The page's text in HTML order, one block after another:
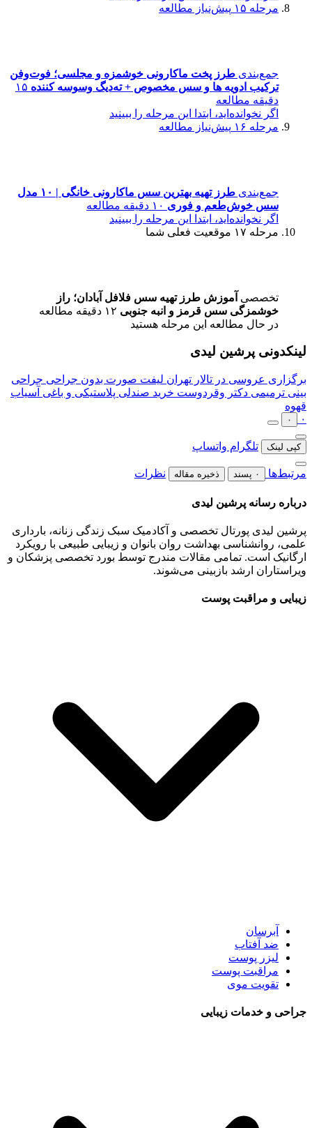
مرحله ۱۵
پیش‌نیاز مطالعه
جمع‌بندی طرز پخت ماکارونی خوشمزه و مجلسی؛ فوت‌وفن
ترکیب ادویه ها و سس مخصوص + ته‌دیگ وسوسه‌ کننده ۱۵
دقیقه مطالعه
اگر نخوانده‌اید، ابتدا این مرحله را ببینید
مرحله ۱۶
پیش‌نیاز مطالعه
جمع‌بندی
طرز تهیه بهترین سس ماکارونی خانگی | ۱۰ مدل
سس خوش‌طعم و فوری ۱۰ دقیقه مطالعه
اگر نخوانده‌اید، ابتدا این مرحله را ببینید
مرحله ۱۷
موقعیت فعلی شما
تخصصی آموزش طرز تهیه سس فلافل آبادان؛ راز
خوشمزگی سس قرمز و انبه جنوبی ۱۲ دقیقه مطالعه
در حال مطالعه این مرحله هستید
لینکدونی پرشین لیدی
برگزاری عروسی در تالار تهران لیفت صورت بدون جراحی جراحی
بینی ترمیمی دکتر وقردوست خرید صندلی پلاستیکی و باغی آسیاب
قهوه
۰
۰
کپی لینک تلگرام واتساپ
مرتبط‌ها ۰ پسند ذخیره مقاله نظرات
درباره رسانه پرشین لیدی
پرشین لیدی پورتال تخصصی و آکادمیک سبک زندگی زنانه، بارداری
علمی، روانشناسی بهداشت روان بانوان و زیبایی طبیعی با رویکرد
ارگانیک است. تمامی مقالات مندرج توسط بورد تخصصی پزشکان و
ویراستاران ارشد بازبینی می‌شوند.
زیبایی و مراقبت پوست
آبرسان
ضد آفتاب
لیزر پوست
مراقبت پوست
تقویت موی
جراحی و خدمات زیبایی